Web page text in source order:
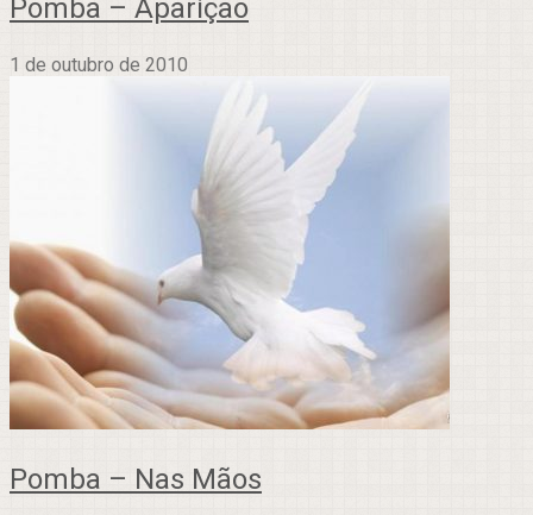
Pomba – Aparição
1 de outubro de 2010
Pomba – Nas Mãos